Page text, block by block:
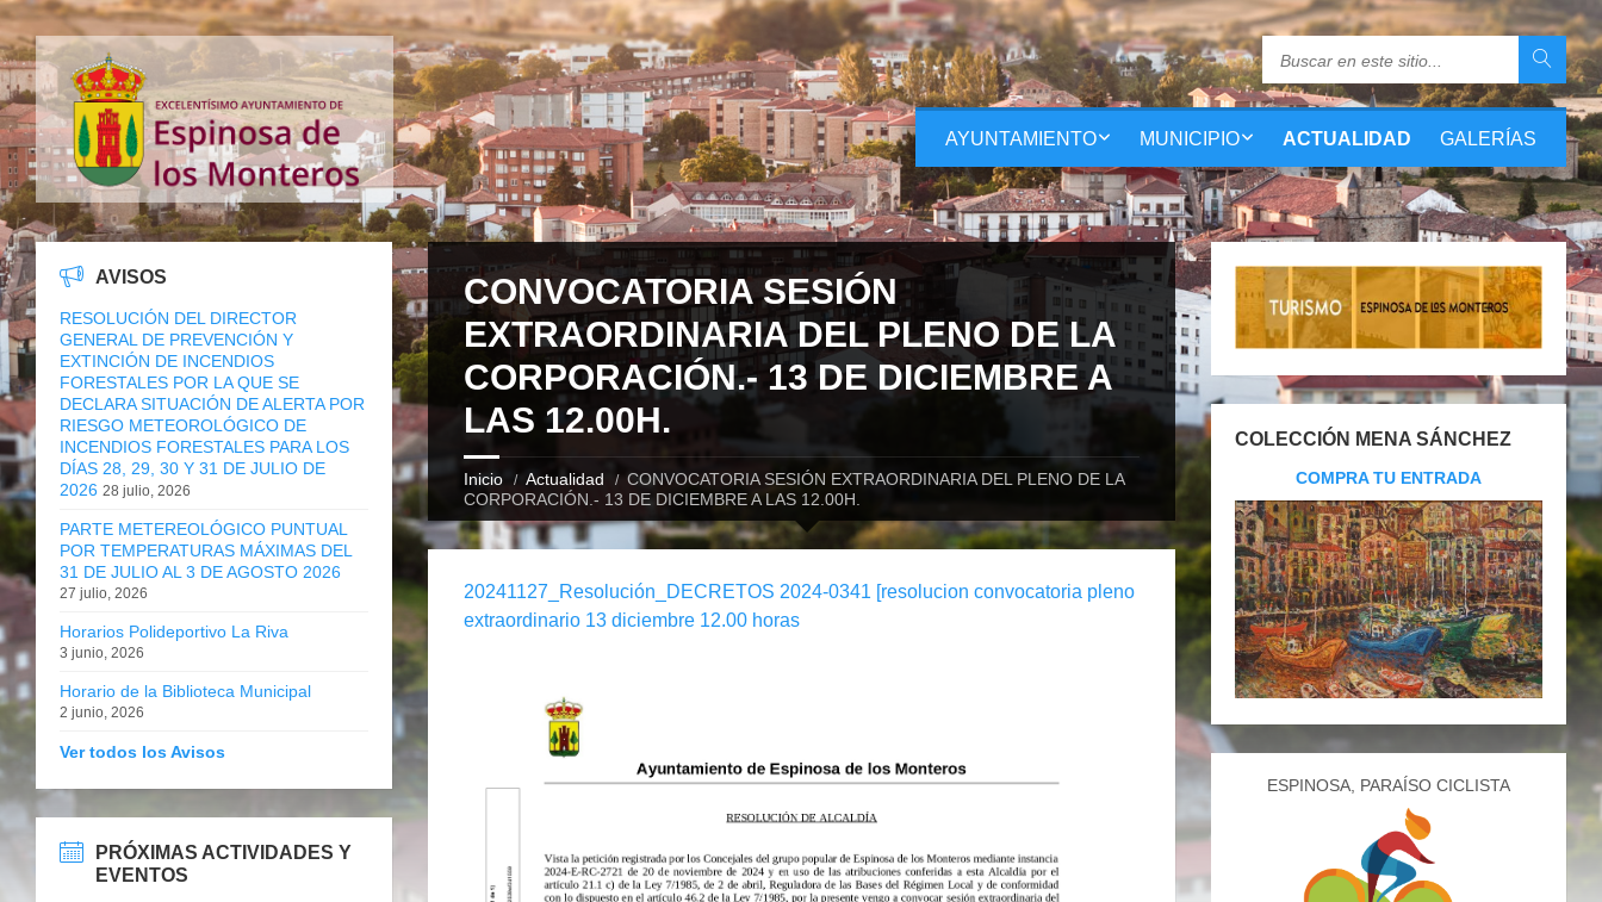
AYUNTAMIENTO MUNICIPIO ACTUALIDAD GALERÍAS
CONVOCATORIA SESIÓN
EXTRAORDINARIA DEL PLENO DE LA
CORPORACIÓN.- 13 DE DICIEMBRE A
LAS 12.00H.
Inicio Actualidad
CONVOCATORIA SESIÓN EXTRAORDINARIA DEL PLENO DE LA
CORPORACIÓN.- 13 DE DICIEMBRE A LAS 12.00H.
20241127_Resolución_DECRETOS 2024-0341 [resolucion convocatoria pleno
extraordinario 13 diciembre 12.00 horas
AVISOS
RESOLUCIÓN DEL DIRECTOR
GENERAL DE PREVENCIÓN Y
EXTINCIÓN DE INCENDIOS
FORESTALES POR LA QUE SE
DECLARA SITUACIÓN DE ALERTA POR
RIESGO METEOROLÓGICO DE
INCENDIOS FORESTALES PARA LOS
DÍAS 28, 29, 30 Y 31 DE JULIO DE
2026 28 julio, 2026
PARTE METEREOLÓGICO PUNTUAL
POR TEMPERATURAS MÁXIMAS DEL
31 DE JULIO AL 3 DE AGOSTO 2026
27 julio, 2026
Horarios Polideportivo La Riva
3 junio, 2026
Horario de la Biblioteca Municipal
2 junio, 2026
Ver todos los Avisos
PRÓXIMAS ACTIVIDADES Y
EVENTOS
COLECCIÓN MENA SÁNCHEZ
COMPRA TU ENTRADA
ESPINOSA, PARAÍSO CICLISTA